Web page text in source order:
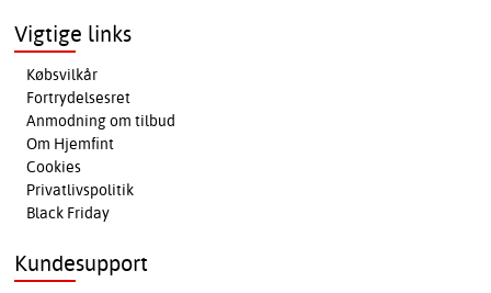
Vigtige links
Købsvilkår
Fortrydelsesret
Anmodning om tilbud
Om Hjemfint
Cookies
Privatlivspolitik
Black Friday
Kundesupport